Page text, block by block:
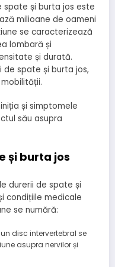
spate și burta jos este
milioane de oameni
se caracterizează
lombară și
și durată.
de spate și burta jos,
și simptomele
său asupra
și burta jos
durerii de spate și
condițiile medicale
se numără:
disc intervertebral se
asupra nervilor și